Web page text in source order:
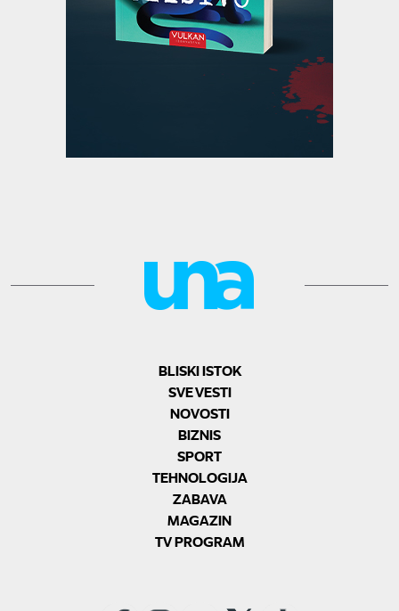
BLISKI ISTOK
SVE VESTI
NOVOSTI
BIZNIS
SPORT
TEHNOLOGIJA
ZABAVA
MAGAZIN
TV PROGRAM